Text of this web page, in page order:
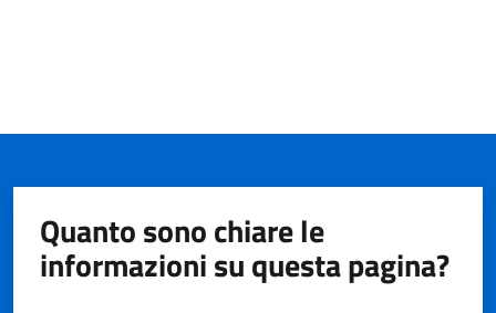
Quanto sono chiare le
informazioni su questa pagina?